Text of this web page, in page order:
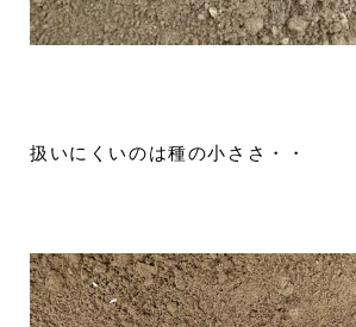
扱いにくいのは種の小ささ・・